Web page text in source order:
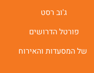
ג'וב רסט
פורטל הדרושים
של המסעדות והאירוח